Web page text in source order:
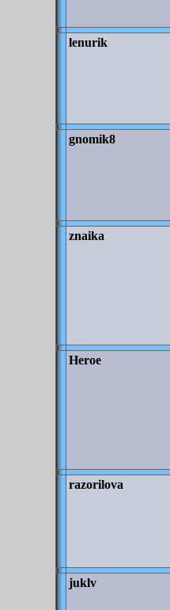
lenurik
gnomik8
znaika
Heroe
razorilova
juklv